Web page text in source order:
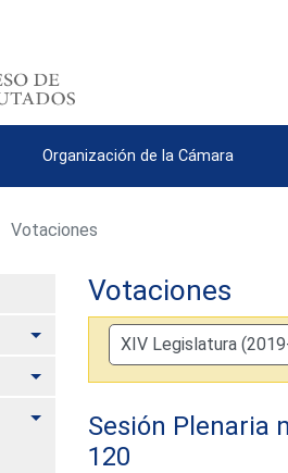
Organización de la Cámara
Votaciones
Alternar
Alternar
Alternar
Votaciones
Sesión Plenaria
120